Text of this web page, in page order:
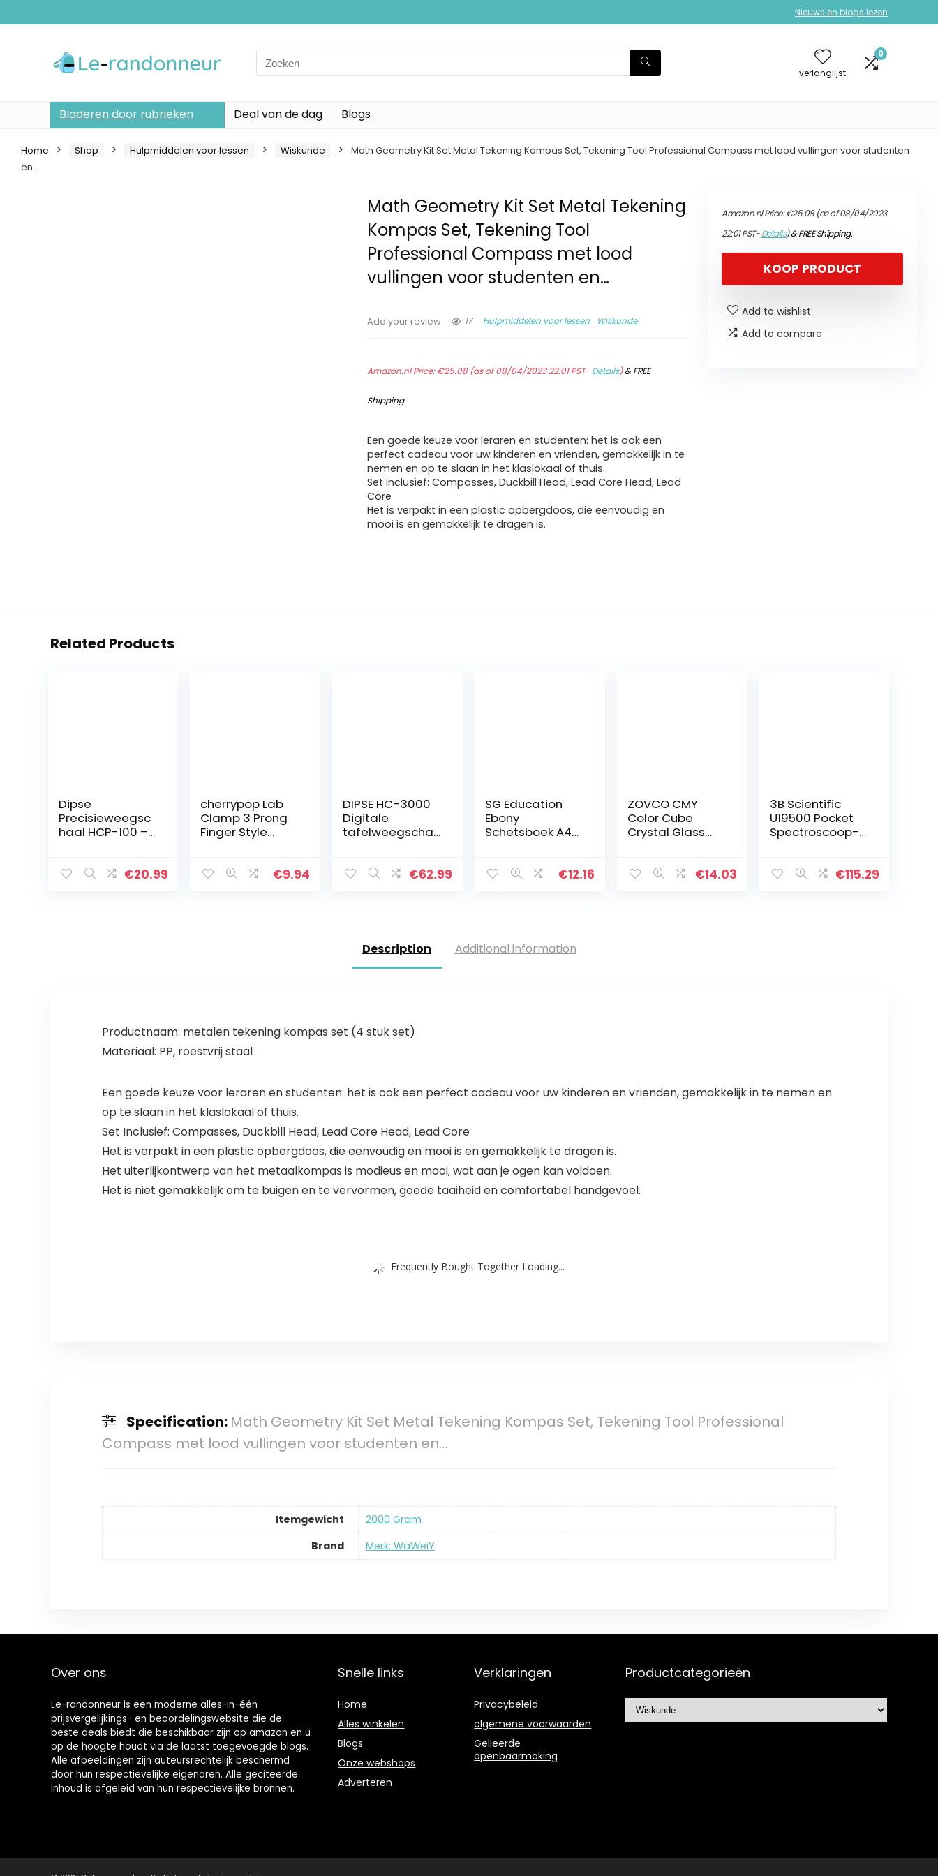
Nieuws en blogs lezen
Search
for:
verlanglijst
0
Bladeren door rubrieken Deal van de dag Blogs
Home Shop Hulpmiddelen voor lessen Wiskunde
Math Geometry Kit Set Metal Tekening Kompas Set, Tekening Tool Professional Compass met lood vullingen voor studenten
en…
Math Geometry Kit Set Metal Tekening
Kompas Set, Tekening Tool
Professional Compass met lood
vullingen voor studenten en…
Add your review 17 Hulpmiddelen voor lessen Wiskunde
Amazon.nl Price:€25.08(as of 08/04/2023 22:01 PST- Details)&FREE
Shipping.
Een goede keuze voor leraren en studenten: het is ook een
perfect cadeau voor uw kinderen en vrienden, gemakkelijk in te
nemen en op te slaan in het klaslokaal of thuis.
Set Inclusief: Compasses, Duckbill Head, Lead Core Head, Lead
Core
Het is verpakt in een plastic opbergdoos, die eenvoudig en
mooi is en gemakkelijk te dragen is.
Amazon.nl Price:€25.08(as of 08/04/2023
22:01 PST-Details)&FREE Shipping.
KOOP PRODUCT
Add to wishlist
Add to compare
Related Products
Dipse
Precisieweegsc
haal HCP-100 –
in stappen van
€20.99
cherrypop Lab
Clamp 3 Prong
Finger Style
Zwarte
€9.94
DIPSE HC-3000
Digitale
tafelweegscha
laboratoriumwe
€62.99
SG Education
Ebony
Schetsboek A4
€12.16
ZOVCO CMY
Color Cube
Crystal Glass
Optisch Glas
€14.03
3B Scientific
U19500 Pocket
Spectroscoop-
van zichtbaar
€115.29
Description Additional information
Productnaam: metalen tekening kompas set (4 stuk set)
Materiaal: PP, roestvrij staal
Een goede keuze voor leraren en studenten: het is ook een perfect cadeau voor uw kinderen en vrienden, gemakkelijk in te nemen en
op te slaan in het klaslokaal of thuis.
Set Inclusief: Compasses, Duckbill Head, Lead Core Head, Lead Core
Het is verpakt in een plastic opbergdoos, die eenvoudig en mooi is en gemakkelijk te dragen is.
Het uiterlijkontwerp van het metaalkompas is modieus en mooi, wat aan je ogen kan voldoen.
Het is niet gemakkelijk om te buigen en te vervormen, goede taaiheid en comfortabel handgevoel.
Frequently Bought Together Loading...
Specification: Math Geometry Kit Set Metal Tekening Kompas Set, Tekening Tool Professional
Compass met lood vullingen voor studenten en…
Itemgewicht
‎2000 Gram
Brand
Merk: WaWeiY
Over ons
Le-randonneur is een moderne alles-in-één
prijsvergelijkings- en beoordelingswebsite die de
beste deals biedt die beschikbaar zijn op amazon en u
op de hoogte houdt via de laatst toegevoegde blogs.
Alle afbeeldingen zijn auteursrechtelijk beschermd
door hun respectievelijke eigenaren. Alle geciteerde
inhoud is afgeleid van hun respectievelijke bronnen.
Snelle links
Home
Alles winkelen
Blogs
Onze webshops
Adverteren
Verklaringen
Privacybeleid
algemene voorwaarden
Gelieerde
openbaarmaking
Productcategorieën